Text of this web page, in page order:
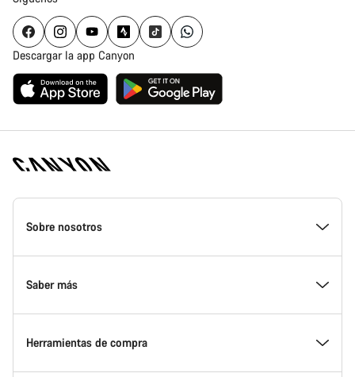
Descargar la app Canyon
Canyon
Homepage
Sobre nosotros
Conoce Canyon
Innovación en Canyon
Saber más
Eventos
Herramientas de compra